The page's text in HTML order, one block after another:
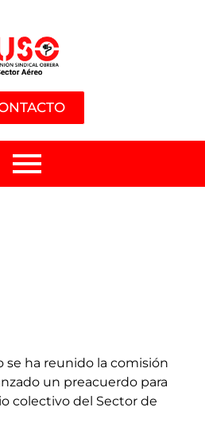
se ha reunido la comisión
un preacuerdo para
colectivo del Sector de